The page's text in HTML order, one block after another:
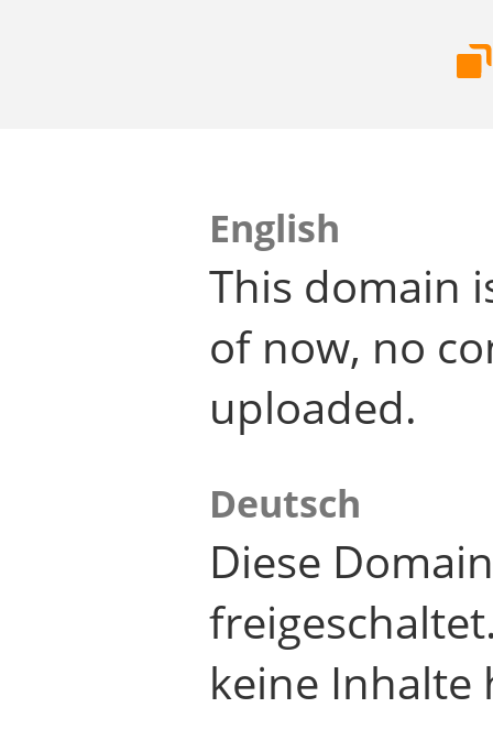
English
This domain
of now, no
uploaded.
Deutsch
Diese
keine Inhalte